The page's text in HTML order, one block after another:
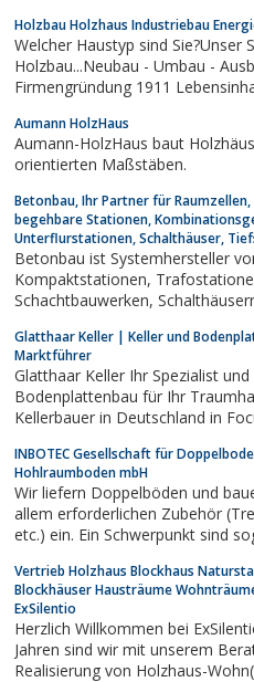
wir Ihnen damit die größtmögliche
Stress vom Haustraum zu...
Holzbau Holzhaus Industriebau
Welcher Haustyp sind Sie?Unser
Holzbau...Neubau - Umbau -
Firmengründung 1911
technischen Bereich.Seit 1978
Händen von...
Aumann HolzHaus
Aumann-HolzHaus baut
orientierten Maßstäben.
Betonbau, Ihr Partner für
begehbare Stationen,
Unterflurstationen, Schalthäuser,
Betonbau ist Systemhersteller
Kompaktstationen, Trafostationen, Raumzellen,
Glatthaar Keller | Keller und
Marktführer
Glatthaar Keller Ihr Spezialist
Bodenplattenbau für Ihr
Kellerbauer in Deutschland in
INBOTEC Gesellschaft für
Hohlraumboden mbH
Wir liefern Doppelböden und
allem erforderlichen Zubehör (Treppen, Rampen,
etc.) ein. Ein Schwerpunkt sind
Vertrieb Holzhaus Blockhaus
Blockhäuser Hausträume
ExSilentio
Herzlich Willkommen bei
Jahren sind wir mit unserem
Realisierung von Holzhaus-